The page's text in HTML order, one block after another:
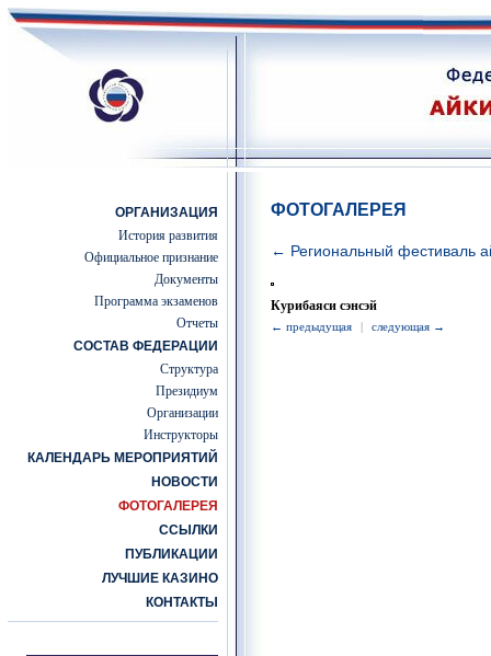
ОРГАНИЗАЦИЯ
История развития
Официальное признание
Документы
Программа экзаменов
Отчеты
СОСТАВ ФЕДЕРАЦИИ
Структура
Президиум
Организации
Инструкторы
КАЛЕНДАРЬ МЕРОПРИЯТИЙ
НОВОСТИ
ФОТОГАЛЕРЕЯ
ССЫЛКИ
ПУБЛИКАЦИИ
ЛУЧШИЕ КАЗИНО
КОНТАКТЫ
ФОТОГАЛЕРЕЯ
← Региональный фестиваль
Курибаяси сэнсэй
← предыдущая | следующая →